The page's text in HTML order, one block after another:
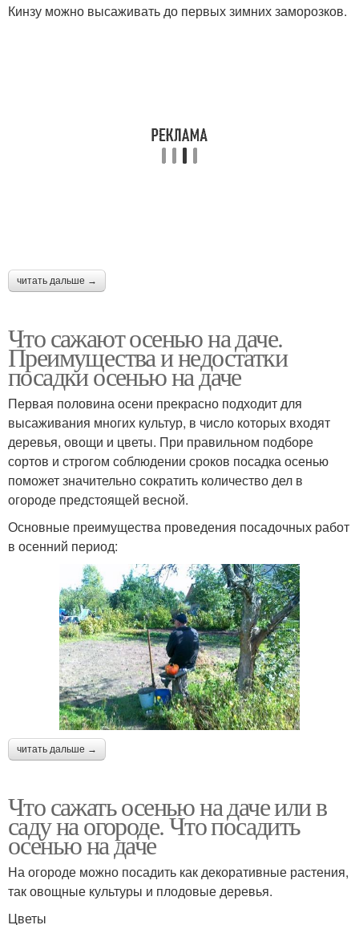
Кинзу можно высаживать до первых зимних заморозков.
читать дальше →
Что сажают осенью на даче.
Преимущества и недостатки
посадки осенью на даче
Первая половина осени прекрасно подходит для
высаживания многих культур, в число которых входят
деревья, овощи и цветы. При правильном подборе
сортов и строгом соблюдении сроков посадка осенью
поможет значительно сократить количество дел в
огороде предстоящей весной.
Основные преимущества проведения посадочных работ
в осенний период:
читать дальше →
Что сажать осенью на даче или в
саду на огороде. Что посадить
осенью на даче
На огороде можно посадить как декоративные растения,
так овощные культуры и плодовые деревья.
Цветы